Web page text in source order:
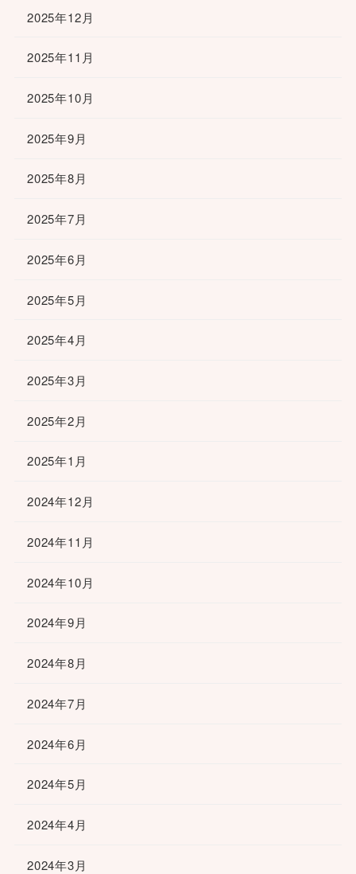
2025年12月
2025年11月
2025年10月
2025年9月
2025年8月
2025年7月
2025年6月
2025年5月
2025年4月
2025年3月
2025年2月
2025年1月
2024年12月
2024年11月
2024年10月
2024年9月
2024年8月
2024年7月
2024年6月
2024年5月
2024年4月
2024年3月